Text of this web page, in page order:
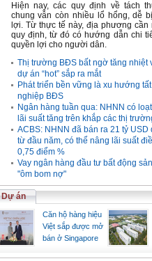
Hiện nay, các quy định về tách
chung vẫn còn nhiều lổ hổng, dễ
lợi. Từ thực tế này, địa phương cần
quy định, từ đó có hướng dẫn chi
quyền lợi cho người dân.
Thị trường BĐS bất ngờ tăng nhiệt
dự án “hot” sắp ra mắt
Phát triển bền vững là xu hướng
nghiệp BĐS
Ngân hàng tuần qua: NHNN có
lãi suất tăng trên khắp các thị
ACBS: NHNN đã bán ra 21 tỷ USD
từ đầu năm, có thể nâng lãi suất
0,75 điểm %
Vay ngân hàng đầu tư bất động
"ôm bom nợ"
Dự án
Căn hộ hàng hiệu
Việt sắp được mở
bán ở Singapore